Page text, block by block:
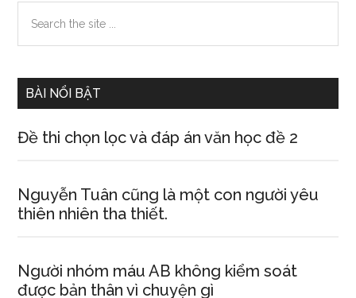
Primary
Sidebar
the
BÀI NỔI BẬT
Đề thi chọn lọc và đáp án văn học đề 2
Nguyễn Tuân cũng là một con người yêu
thiên nhiên tha thiết.
Người nhóm máu AB không kiểm soát
được bản thân vì chuyện gì